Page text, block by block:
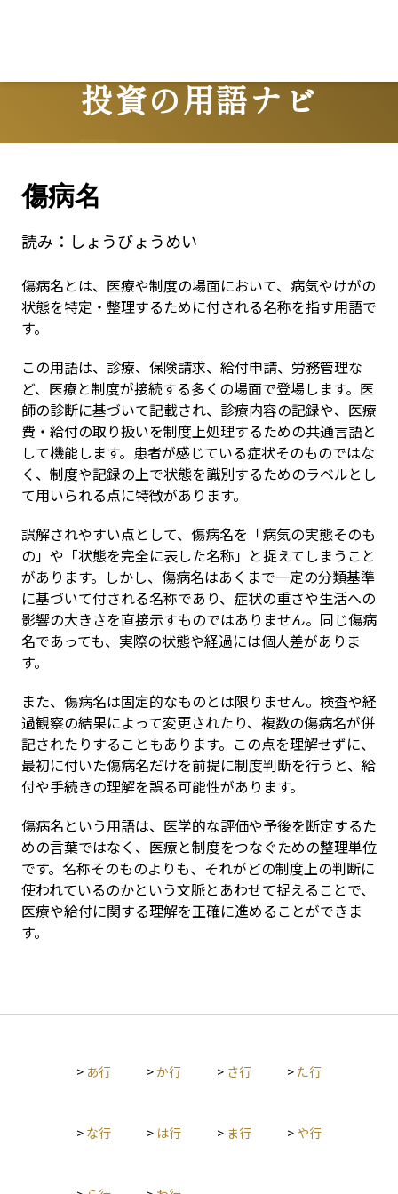
投資の用語ナビ
Terms
傷病名
読み： しょうびょうめい
傷病名とは、医療や制度の場面において、病気やけがの
状態を特定・整理するために付される名称を指す用語で
す。
この用語は、診療、保険請求、給付申請、労務管理な
ど、医療と制度が接続する多くの場面で登場します。医
師の診断に基づいて記載され、診療内容の記録や、医療
費・給付の取り扱いを制度上処理するための共通言語と
して機能します。患者が感じている症状そのものではな
く、制度や記録の上で状態を識別するためのラベルとし
て用いられる点に特徴があります。
誤解されやすい点として、傷病名を「病気の実態そのも
の」や「状態を完全に表した名称」と捉えてしまうこと
があります。しかし、傷病名はあくまで一定の分類基準
に基づいて付される名称であり、症状の重さや生活への
影響の大きさを直接示すものではありません。同じ傷病
名であっても、実際の状態や経過には個人差がありま
す。
また、傷病名は固定的なものとは限りません。検査や経
過観察の結果によって変更されたり、複数の傷病名が併
記されたりすることもあります。この点を理解せずに、
最初に付いた傷病名だけを前提に制度判断を行うと、給
付や手続きの理解を誤る可能性があります。
傷病名という用語は、医学的な評価や予後を断定するた
めの言葉ではなく、医療と制度をつなぐための整理単位
です。名称そのものよりも、それがどの制度上の判断に
使われているのかという文脈とあわせて捉えることで、
医療や給付に関する理解を正確に進めることができま
す。
> あ行 >か行 > さ行 > た行
> な行 > は行 > ま行 > や行